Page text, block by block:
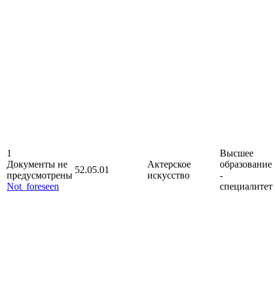
1
Документы не
предусмотрены
Not_foreseen
52.05.01
Актерское
искусство
Высшее
образование
-
специалитет